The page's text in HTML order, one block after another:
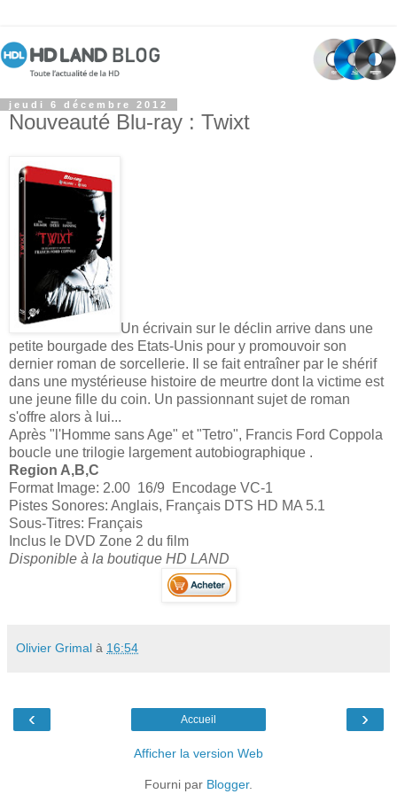
jeudi 6 décembre 2012
Nouveauté Blu-ray : Twixt
Un écrivain sur le déclin arrive dans une
petite bourgade des Etats-Unis pour y promouvoir son
dernier roman de sorcellerie. Il se fait entraîner par le shérif
dans une mystérieuse histoire de meurtre dont la victime est
une jeune fille du coin. Un passionnant sujet de roman
s'offre alors à lui...
Après "l'Homme sans Age" et "Tetro", Francis Ford Coppola
boucle une trilogie largement autobiographique .
Region A,B,C
Format Image: 2.00 16/9 Encodage VC-1
Pistes Sonores: Anglais, Français DTS HD MA 5.1
Sous-Titres: Français
Inclus le DVD Zone 2 du film
Disponible à la boutique HD LAND
Olivier Grimal à 16:54
‹ ›
Accueil
Afficher la version Web
Fourni par Blogger.